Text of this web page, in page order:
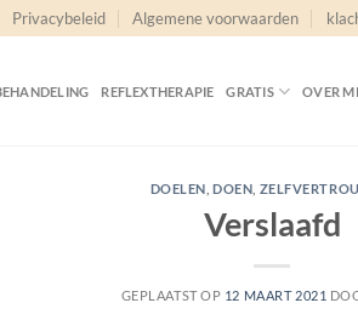
Privacybeleid Algemene voorwaarden
REFLEXTHERAPIE GRATIS OVER
DOELEN ,DOEN
Verslaafd
GEPLAATST OP 12 MAART 2021